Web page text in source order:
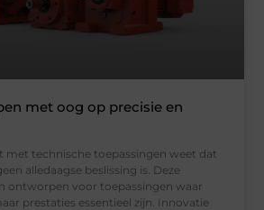
met oog op precisie en
met technische toepassingen weet dat
alledaagse beslissing is. Deze
ontworpen voor toepassingen waar
prestaties essentieel zijn. Innovatie